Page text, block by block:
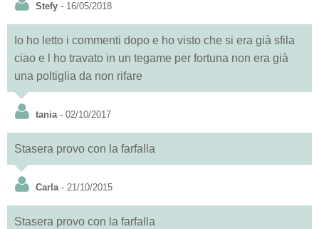
Stefy - 16/05/2018
Io ho letto i commenti dopo e ho visto che si era già sfila
ciao e l ho travato in un tegame per fortuna non era già
una poltiglia da non rifare
tania- 02/10/2017
Stasera provo con la farfalla
Carla- 21/10/2015
Stasera provo con la farfalla